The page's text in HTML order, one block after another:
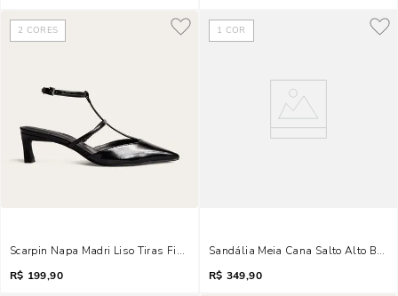
2 CORES
Scarpin Napa Madri Liso Tiras Finas Preto
R$ 199,90
1 COR
Sandália Meia Cana Salto Alto
R$ 349,90